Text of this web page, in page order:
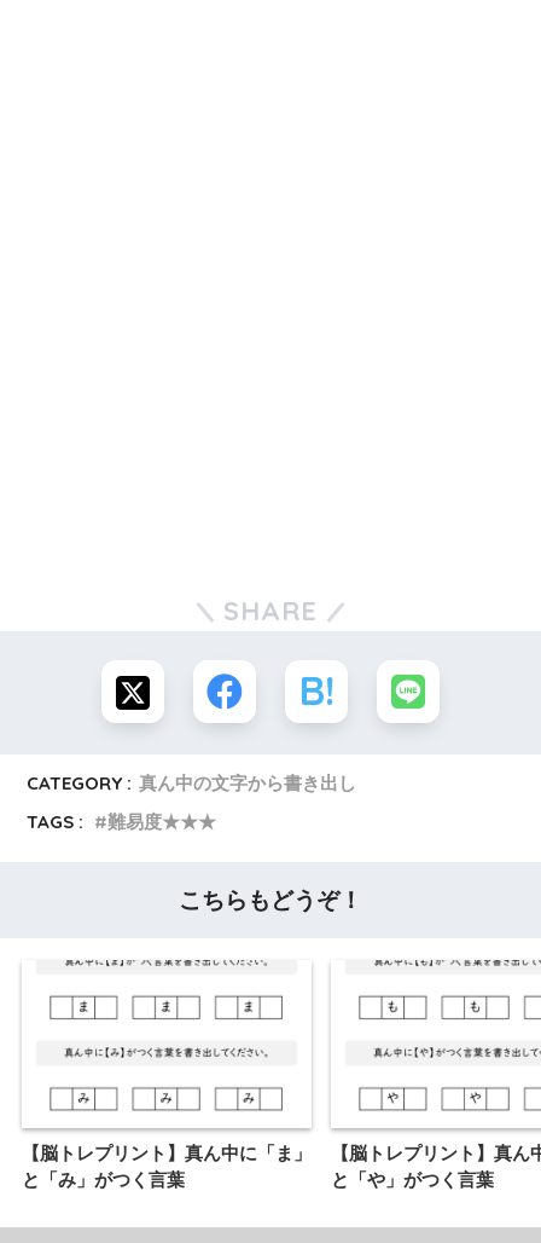
SHARE
CATEGORY : 真ん中の文字から書き出し
TAGS :
難易度★★★
こちらもどうぞ！
【脳トレプリント】真ん中に「ま」
と「み」がつく言葉
【脳トレプリント】真ん
と「や」がつく言葉